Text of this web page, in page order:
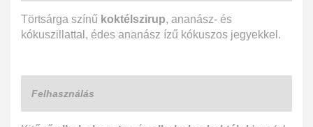
Törtsárga színű koktélszirup, ananász- és
kókuszillattal, édes ananász ízű kókuszos jegyekkel.
Felhasználás